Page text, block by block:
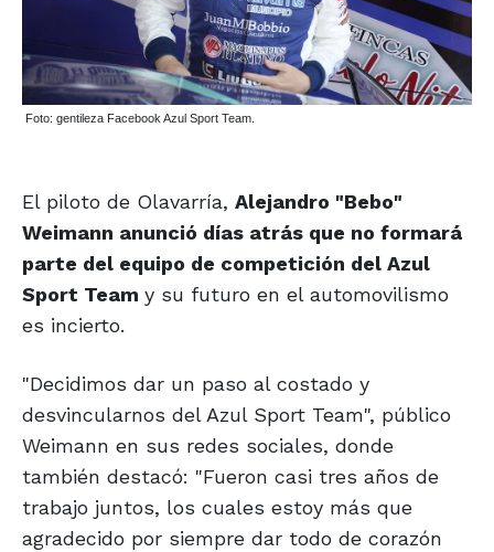
Foto: gentileza Facebook Azul Sport Team.
El piloto de Olavarría, Alejandro "Bebo"
Weimann anunció días atrás que no formará
parte del equipo de competición del Azul
Sport Team y su futuro en el automovilismo
es incierto.
"Decidimos dar un paso al costado y
desvincularnos del Azul Sport Team", público
Weimann en sus redes sociales, donde
también destacó: "Fueron casi tres años de
trabajo juntos, los cuales estoy más que
agradecido por siempre dar todo de corazón